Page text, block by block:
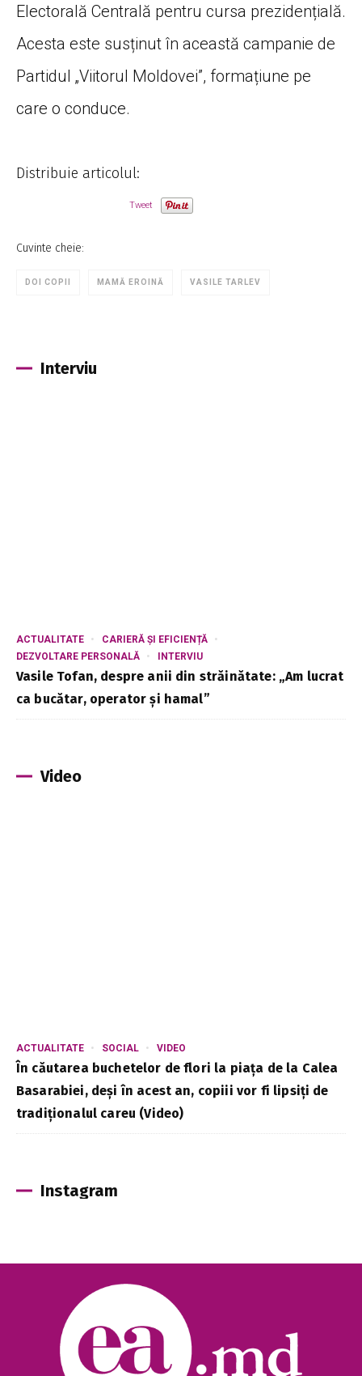
Electorală Centrală pentru cursa prezidențială.
Acesta este susținut în această campanie de
Partidul „Viitorul Moldovei”, formațiune pe
care o conduce.
Distribuie articolul:
Tweet
Cuvinte cheie:
DOI COPII MAMĂ EROINĂ VASILE TARLEV
Interviu
ACTUALITATE
CARIERĂ ȘI EFICIENȚĂ
DEZVOLTARE PERSONALĂ
INTERVIU
Vasile Tofan, despre anii din străinătate: „Am lucrat
ca bucătar, operator și hamal”
Video
ACTUALITATE SOCIAL VIDEO
În căutarea buchetelor de flori la piața de la Calea
Basarabiei, deși în acest an, copiii vor fi lipsiți de
tradiționalul careu (Video)
Instagram